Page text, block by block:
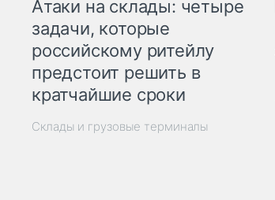
Атаки на склады: четыре
задачи, которые
российскому ритейлу
предстоит решить в
кратчайшие сроки
Склады и грузовые терминалы